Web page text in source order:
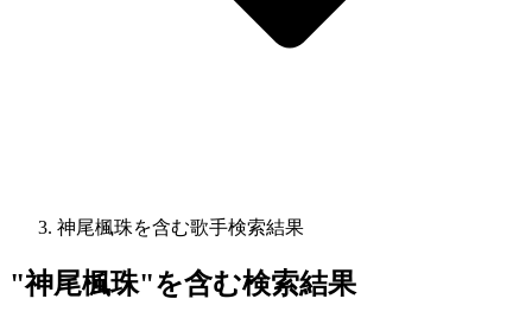
神尾楓珠を含む歌手検索結果
"神尾楓珠"を含む検索結果